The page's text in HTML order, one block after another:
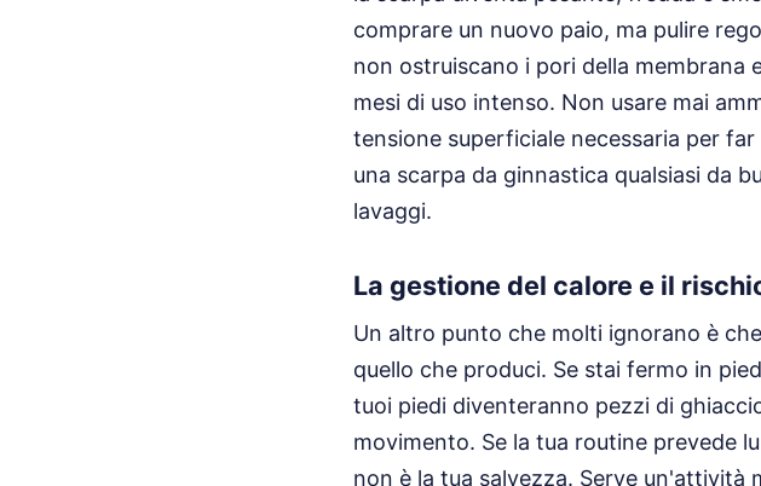
comprare un nuovo paio, ma pulire
non ostruiscano i pori della membrana
mesi di uso intenso. Non usare mai
tensione superficiale necessaria per
una scarpa da ginnastica qualsiasi da
lavaggi.
La gestione del calore e il
Un altro punto che molti ignorano è
quello che produci. Se stai fermo in
tuoi piedi diventeranno pezzi di
movimento. Se la tua routine prevede
non è la tua salvezza. Serve un'attività